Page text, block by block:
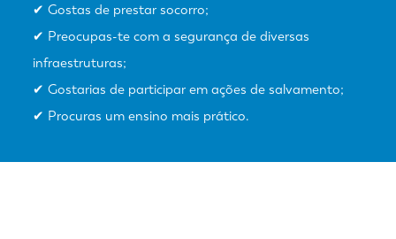
✔ Gostas de prestar socorro;
✔ Preocupas-te com a segurança de diversas
infraestruturas;
✔ Gostarias de participar em ações de salvamento;
✔ Procuras um ensino mais prático.